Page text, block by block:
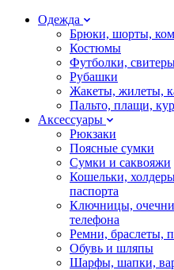
Одежда
Брюки, шорты,
Костюмы
Футболки,
Рубашки
Жакеты, жилеты,
Пальто, плащи,
Аксессуары
Рюкзаки
Поясные сумки
Сумки и саквояжи
Кошельки,
паспорта
Ключницы,
телефона
Ремни, браслеты,
Обувь и шляпы
Шарфы, шапки,